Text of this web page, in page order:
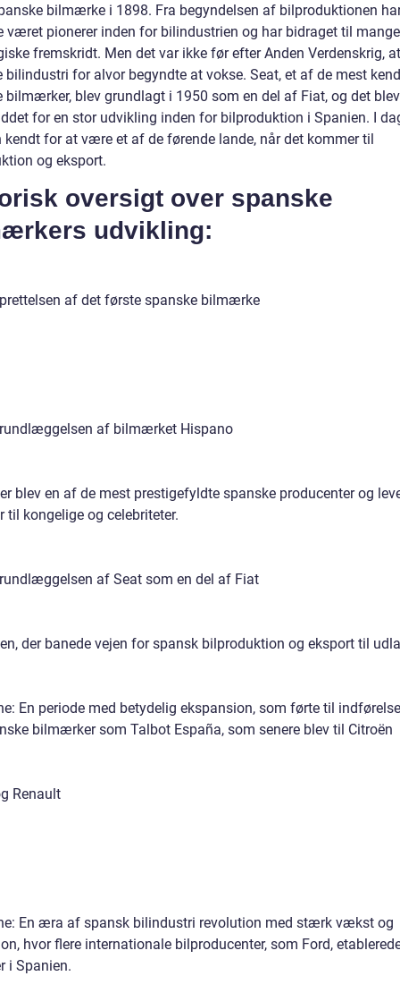
bilmærke i 1898. Fra begyndelsen af bilproduktionen
været pionerer inden for bilindustrien og har bidraget til mange
fremskridt. Men det var ikke før efter Anden Verdenskrig,
bilindustri for alvor begyndte at vokse. Seat, et af de mest
bilmærker, blev grundlagt i 1950 som en del af Fiat, og det blev
for en stor udvikling inden for bilproduktion i Spanien. I
kendt for at være et af de førende lande, når det kommer til
og eksport.
oversigt over spanske
udvikling:
af det første spanske bilmærke
af bilmærket Hispano
blev en af de mest prestigefyldte spanske producenter og
til kongelige og celebriteter.
af Seat som en del af Fiat
der banede vejen for spansk bilproduktion og eksport til
En periode med betydelig ekspansion, som førte til
bilmærker som Talbot España, som senere blev til Citroën
Renault
En æra af spansk bilindustri revolution med stærk vækst og
hvor flere internationale bilproducenter, som Ford,
i Spanien.